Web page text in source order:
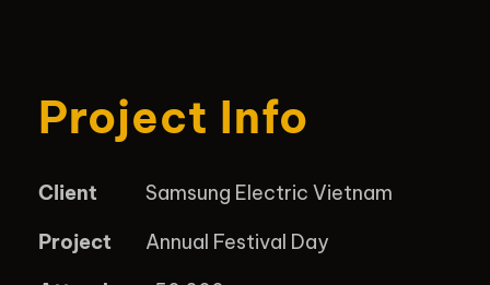
Project Info
Client
Samsung Electric Vietnam
Project
Annual Festival Day